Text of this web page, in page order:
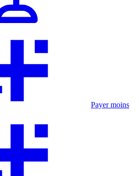
Payer moins